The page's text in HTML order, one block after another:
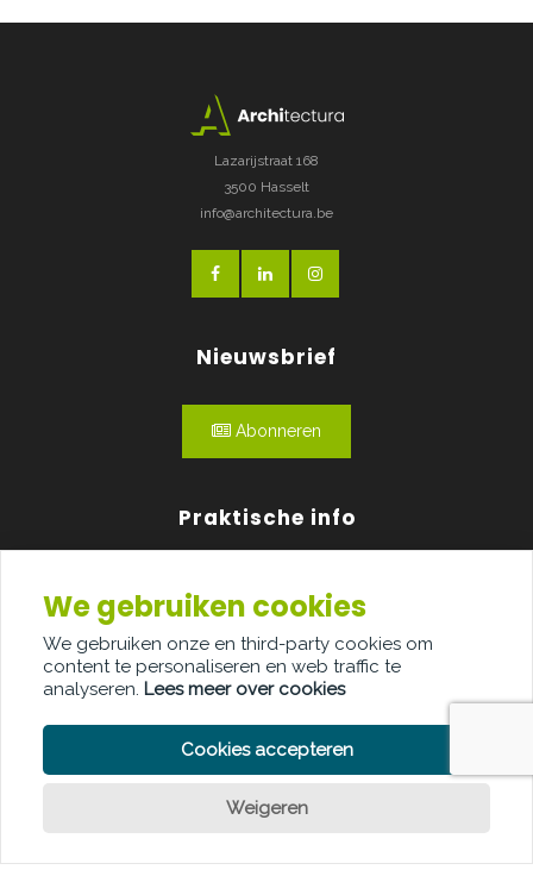
Lazarijstraat 168
3500 Hasselt
info@architectura.be
Nieuwsbrief
Abonneren
Praktische info
Over ons
Adverteren
Contact
We gebruiken cookies
We gebruiken onze en third-party cookies om
content te personaliseren en web traffic te
analyseren. Lees meer over cookies
Cookies accepteren
Weigeren